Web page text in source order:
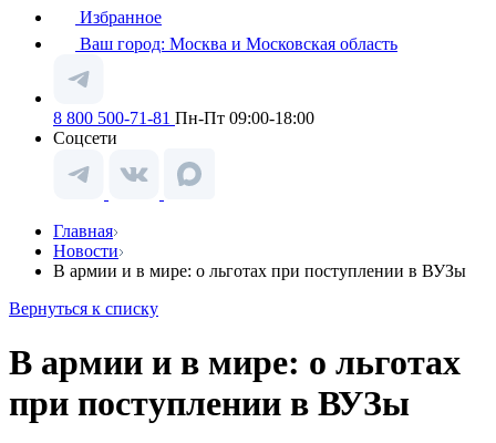
Избранное
Ваш город: Москва и Московская область
8 800 500-71-81 Пн-Пт 09:00-18:00
Соцсети
Главная
Новости
В армии и в мире: о льготах при поступлении в ВУЗы
Вернуться к списку
В армии и в мире: о льготах
при поступлении в ВУЗы